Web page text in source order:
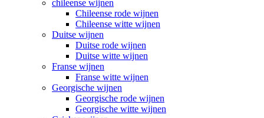
chileense wijnen
Chileense rode wijnen
Chileense witte wijnen
Duitse wijnen
Duitse rode wijnen
Duitse witte wijnen
Franse wijnen
Franse witte wijnen
Georgische wijnen
Georgische rode wijnen
Georgische witte wijnen